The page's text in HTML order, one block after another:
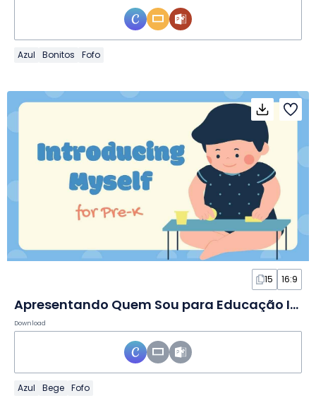
Azul Bonitos Fofo
15 16:9
Apresentando Quem Sou para Educação Infantil em Slides
Download
Azul Bege Fofo